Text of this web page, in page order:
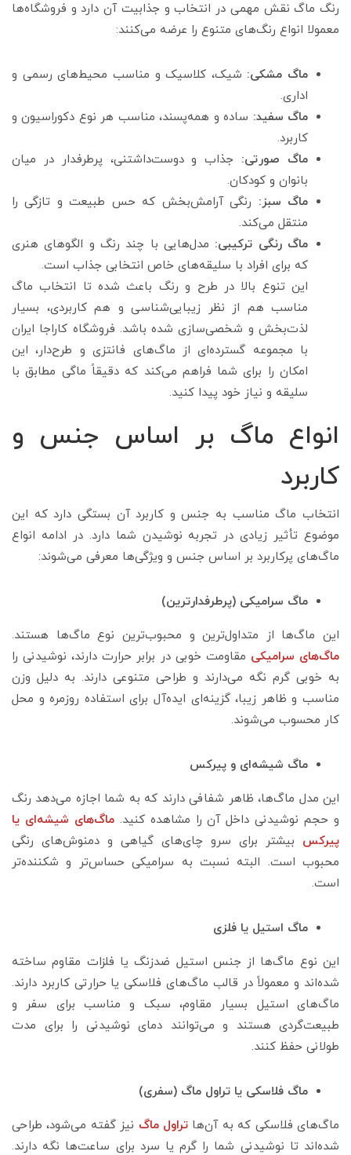
رنگ ماگ نقش مهمی در انتخاب و جذابیت آن دارد و فروشگاه‌ها
معمولا انواع رنگ‌های متنوع را عرضه می‌کنند:
ماگ مشکی: شیک، کلاسیک و مناسب محیط‌های رسمی و
اداری.
ماگ سفید: ساده و همه‌پسند، مناسب هر نوع دکوراسیون و
کاربرد.
ماگ صورتی: جذاب و دوست‌داشتنی، پرطرفدار در میان
بانوان و کودکان.
ماگ سبز: رنگی آرامش‌بخش که حس طبیعت و تازگی را
منتقل می‌کند.
ماگ رنگی ترکیبی: مدل‌هایی با چند رنگ و الگوهای هنری
که برای افراد با سلیقه‌های خاص انتخابی جذاب است.
این تنوع بالا در طرح و رنگ باعث شده تا انتخاب ماگ
مناسب هم از نظر زیبایی‌شناسی و هم کاربردی، بسیار
لذت‌بخش و شخصی‌سازی شده باشد. فروشگاه کاراجا ایران
با مجموعه گسترده‌ای از ماگ‌های فانتزی و طرح‌دار، این
امکان را برای شما فراهم می‌کند که دقیقاً ماگی مطابق با
سلیقه و نیاز خود پیدا کنید.
انواع ماگ بر اساس جنس و
کاربرد
انتخاب ماگ مناسب به جنس و کاربرد آن بستگی دارد که این
موضوع تأثیر زیادی در تجربه نوشیدن شما دارد. در ادامه انواع
ماگ‌های پرکاربرد بر اساس جنس و ویژگی‌ها معرفی می‌شوند:
ماگ سرامیکی (پرطرفدارترین)
این ماگ‌ها از متداول‌ترین و محبوب‌ترین نوع ماگ‌ها هستند.
ماگ‌های سرامیکی مقاومت خوبی در برابر حرارت دارند، نوشیدنی را
به خوبی گرم نگه می‌دارند و طراحی متنوعی دارند. به دلیل وزن
مناسب و ظاهر زیبا، گزینه‌ای ایده‌آل برای استفاده روزمره و محل
کار محسوب می‌شوند.
ماگ شیشه‌ای و پیرکس
این مدل ماگ‌ها، ظاهر شفافی دارند که به شما اجازه می‌دهد رنگ
و حجم نوشیدنی داخل آن را مشاهده کنید.ماگ‌های شیشه‌ای یا
پیرکس بیشتر برای سرو چای‌های گیاهی و دمنوش‌های رنگی
محبوب است. البته نسبت به سرامیکی حساس‌تر و شکننده‌تر
است.
ماگ استیل یا فلزی
این نوع ماگ‌ها از جنس استیل ضدزنگ یا فلزات مقاوم ساخته
شده‌اند و معمولاً در قالب ماگ‌های فلاسکی یا حرارتی کاربرد دارند.
ماگ‌های استیل بسیار مقاوم، سبک و مناسب برای سفر و
طبیعت‌گردی هستند و می‌توانند دمای نوشیدنی را برای مدت
طولانی حفظ کنند.
ماگ فلاسکی یا تراول ماگ (سفری)
ماگ‌های فلاسکی که به آن‌ها تراول ماگ نیز گفته می‌شود، طراحی
شده‌اند تا نوشیدنی شما را گرم یا سرد برای ساعت‌ها نگه دارند.